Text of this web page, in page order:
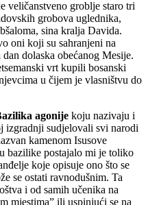
veličanstveno groblje staro tri
grobova uglednika,
sina kralja Davida.
oni koji su sahranjeni na
dolaska obećanog Mesije.
vrt kupili bosanski
u čijem je vlasništvu do
agonije koju nazivaju i
izgradnji sudjelovali svi narodi
kamenom Isusove
bazilike postajalo mi je toliko
koje opisuje ono što se
se ostati ravnodušnim. Ta
i od samih učenika na
mjestima” ili uspinjući se na